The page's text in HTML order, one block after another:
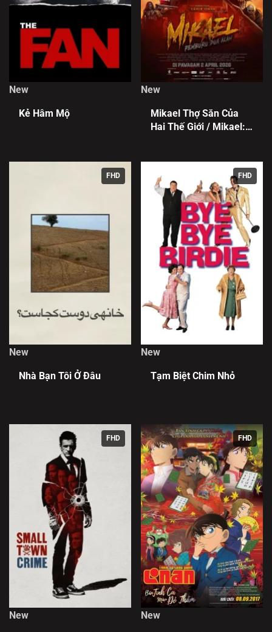
New
Kẻ Hâm Mộ
New
Mikael Thợ Săn Của
Hai Thế Giới / Mikael:
FHD
New
Nhà Bạn Tôi Ở Đâu
FHD
New
Tạm Biệt Chim Nhỏ
FHD
New
FHD
New